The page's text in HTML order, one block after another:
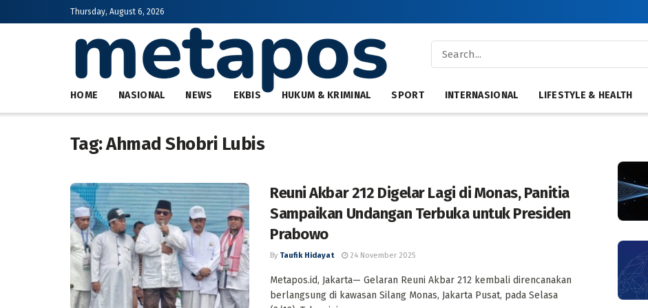
Thursday, August 6, 2026
HOME NASIONAL NEWS EKBIS HUKUM & KRIMINAL SPORT INTERNASIONAL LIFESTYLE & HEALTH
Tag:Ahmad Shobri Lubis
Reuni Akbar 212 Digelar Lagi di Monas, Panitia
Sampaikan Undangan Terbuka untuk Presiden
Prabowo
By Taufik Hidayat 24 November 2025
Metapos.id, Jakarta— Gelaran Reuni Akbar 212 kembali direncanakan
berlangsung di kawasan Silang Monas, Jakarta Pusat, pada Selasa